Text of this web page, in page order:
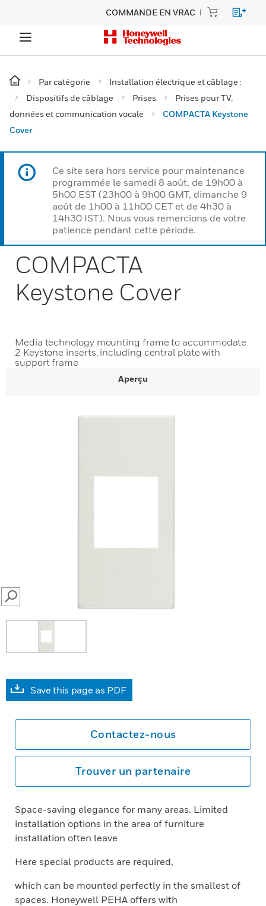
COMMANDE EN VRAC
Par catégorie
Installation électrique et câblage :
Dispositifs de câblage
Prises
Prises pour TV,
données et communication vocale
COMPACTA Keystone
Cover
Ce site sera hors service pour maintenance
programmée le samedi 8 août, de 19h00 à
5h00 EST (23h00 à 9h00 GMT, dimanche 9
août de 1h00 à 11h00 CET et de 4h30 à
14h30 IST). Nous vous remercions de votre
patience pendant cette période.
COMPACTA
Keystone Cover
Media technology mounting frame to accommodate
2 Keystone inserts, including central plate with
support frame
Aperçu
SEARCH
Save this page as PDF
Contactez-nous
Trouver un partenaire
Space-saving elegance for many areas. Limited
installation options in the area of furniture
installation often leave
Here special products are required,
which can be mounted perfectly in the smallest of
spaces. Honeywell PEHA offers with